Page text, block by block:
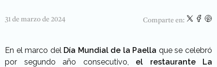
31 de marzo de 2024 Comparte en:
En el marco del Día Mundial de la Paella que se celebró
por segundo año consecutivo, el restaurante La